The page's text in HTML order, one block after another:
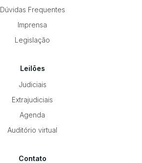
Dúvidas Frequentes
Imprensa
Legislação
Leilões
Judiciais
Extrajudiciais
Agenda
Auditório virtual
Contato